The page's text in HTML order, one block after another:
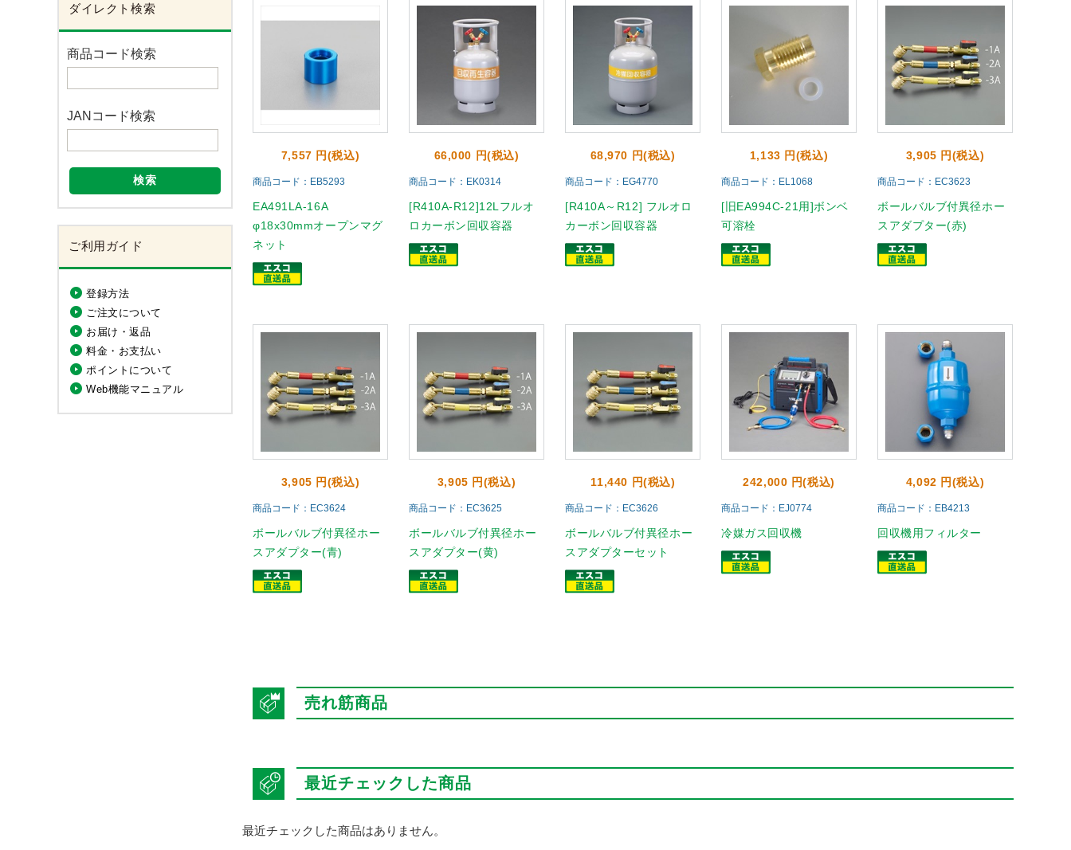
ダイレクト検索
商品コード検索
JANコード検索
検索
ご利用ガイド
登録方法
ご注文について
お届け・返品
料金・お支払い
ポイントについて
Web機能マニュアル
7,557 円(税込)
商品コード：EB5293
EA491LA-16A
φ18x30mmオープンマグ
ネット
66,000 円(税込)
商品コード：EK0314
[R410A-R12]12Lフルオ
ロカーボン回収容器
68,970 円(税込)
商品コード：EG4770
[R410A～R12] フルオロ
カーボン回収容器
1,133 円(税込)
商品コード：EL1068
[旧EA994C-21用]ボンベ
可溶栓
3,905 円(税込)
商品コード：EC3623
ボールバルブ付異径ホー
スアダプター(赤)
3,905 円(税込)
商品コード：EC3624
ボールバルブ付異径ホー
スアダプター(青)
3,905 円(税込)
商品コード：EC3625
ボールバルブ付異径ホー
スアダプター(黄)
11,440 円(税込)
商品コード：EC3626
ボールバルブ付異径ホー
スアダプターセット
242,000 円(税込)
商品コード：EJ0774
冷媒ガス回収機
4,092 円(税込)
商品コード：EB4213
回収機用フィルター
売れ筋商品
最近チェックした商品
最近チェックした商品はありません。